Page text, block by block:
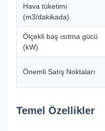
Hava tüketimi
(m3/dakikada)
Ölçekli baş ısıtma gücü
(kW)
Önemli Satış Noktaları
Temel Özellikler